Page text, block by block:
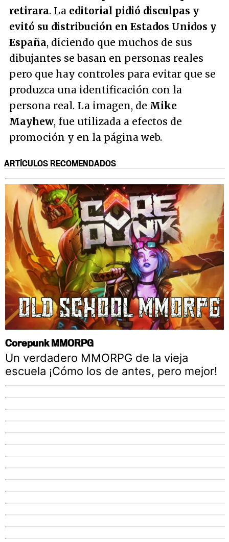
retirara. La editorial pidió disculpas y
evitó su distribución en Estados Unidos y
España, diciendo que muchos de sus
dibujantes se basan en personas reales
pero que hay controles para evitar que se
produzca una identificación con la
persona real. La imagen, de Mike
Mayhew, fue utilizada a efectos de
promoción y en la página web.
ARTÍCULOS RECOMENDADOS
Corepunk MMORPG
Un verdadero MMORPG de la vieja
escuela ¡Cómo los de antes, pero mejor!